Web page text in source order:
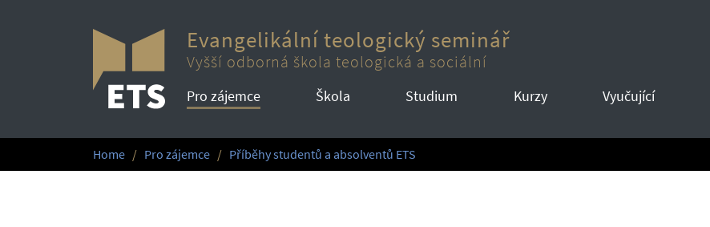
Evangelikální teologický seminář
Vyšší odborná škola teologická a sociální
Pro zájemce Škola Studium Kurzy Vyučující
Home Pro zájemce Příběhy studentů a absolventů ETS